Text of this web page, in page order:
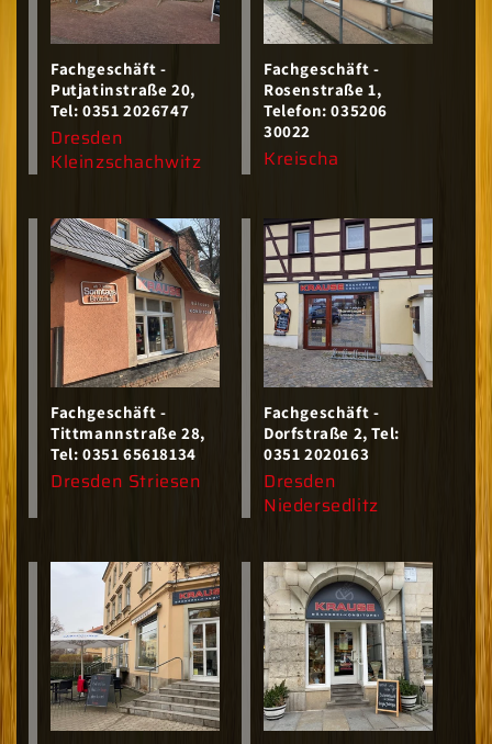
Fachgeschäft -
Putjatinstraße 20,
Tel: 0351 2026747
Anbieter:
Dresden
Kleinzschachwitz
Fachgeschäft -
Rosenstraße 1,
Telefon: 035206
30022
Anbieter:
Kreischa
Fachgeschäft -
Tittmannstraße 28,
Tel: 0351 65618134
Anbieter:
Dresden Striesen
Fachgeschäft -
Dorfstraße 2, Tel:
0351 2020163
Anbieter:
Dresden
Niedersedlitz